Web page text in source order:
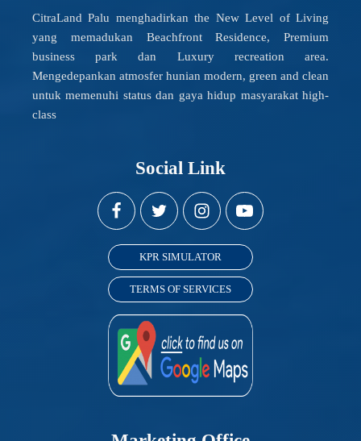
CitraLand Palu menghadirkan the New Level of Living
yang memadukan Beachfront Residence, Premium
business park dan Luxury recreation area.
Mengedepankan atmosfer hunian modern, green and clean
untuk memenuhi status dan gaya hidup masyarakat high-
class
Social Link
KPR SIMULATOR
TERMS OF SERVICES